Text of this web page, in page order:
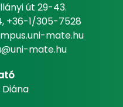
út 29-43.
+36-1/305-7528
mate.hu
mate.hu